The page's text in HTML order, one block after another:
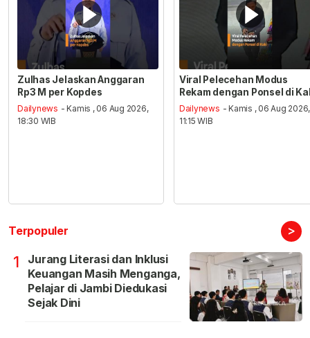
Zulhas Jelaskan Anggaran
Rp3 M per Kopdes
Dailynews - Kamis , 06 Aug 2026,
18:30 WIB
Viral Pelecehan Modus
Rekam dengan Ponsel di
Dailynews - Kamis , 06 Aug 2026,
11:15 WIB
Terpopuler >
1
Jurang Literasi dan Inklusi
Keuangan Masih Menganga,
Pelajar di Jambi Diedukasi
Sejak Dini